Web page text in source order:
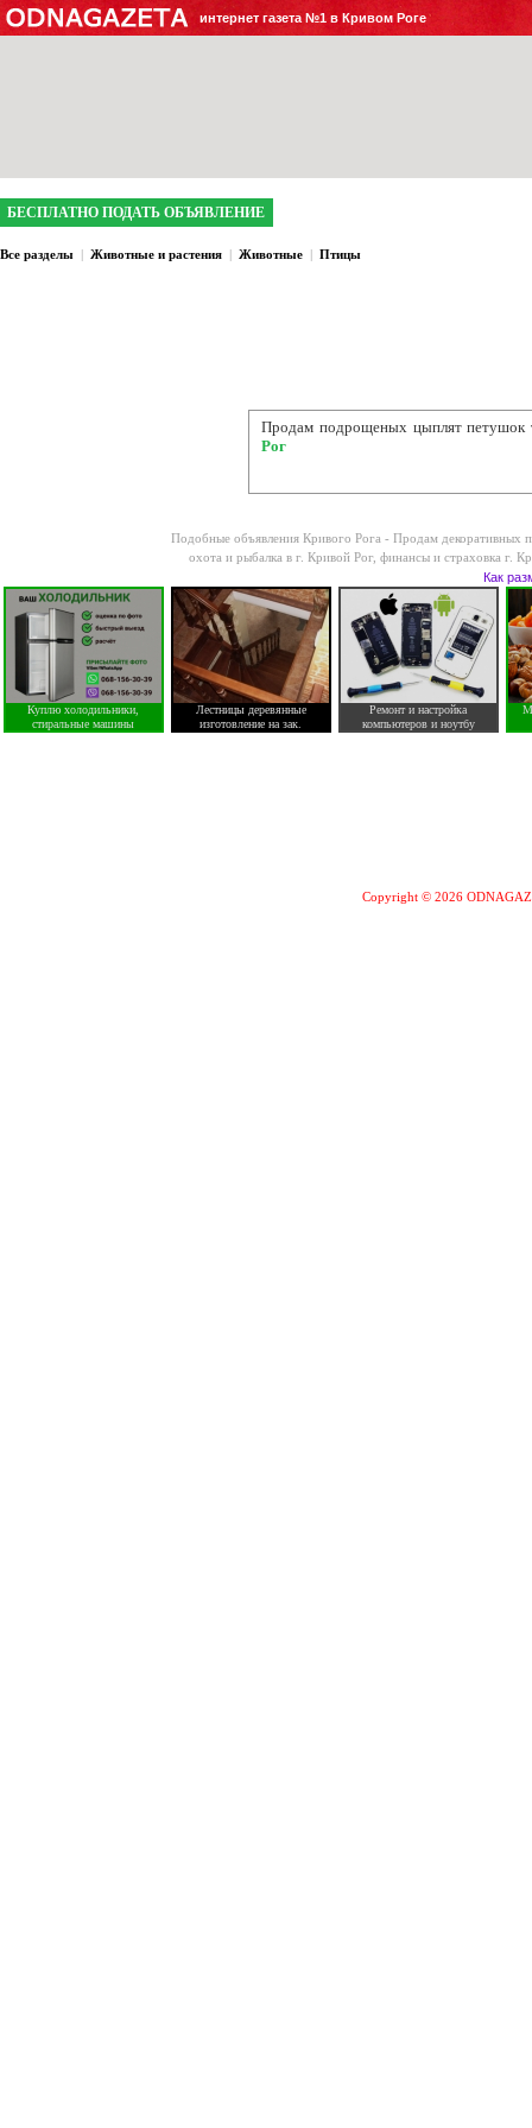
интернет газета №1 в Кривом Роге
БЕСПЛАТНО ПОДАТЬ ОБЪЯВЛЕНИЕ
Все разделы | Животные и растения | Животные | Птицы
Продам подрощеных цыплят петушок
Рог
Подобные объявления Кривого Рога - Продам декоративных
охота и рыбалка в г. Кривой Рог,финансы и страховка г.
Как
Куплю холодильники,
стиральные машины
Лестницы деревянные
изготовление на зак.
Ремонт и настройка
компьютеров и ноутбу
Copyright © 2026